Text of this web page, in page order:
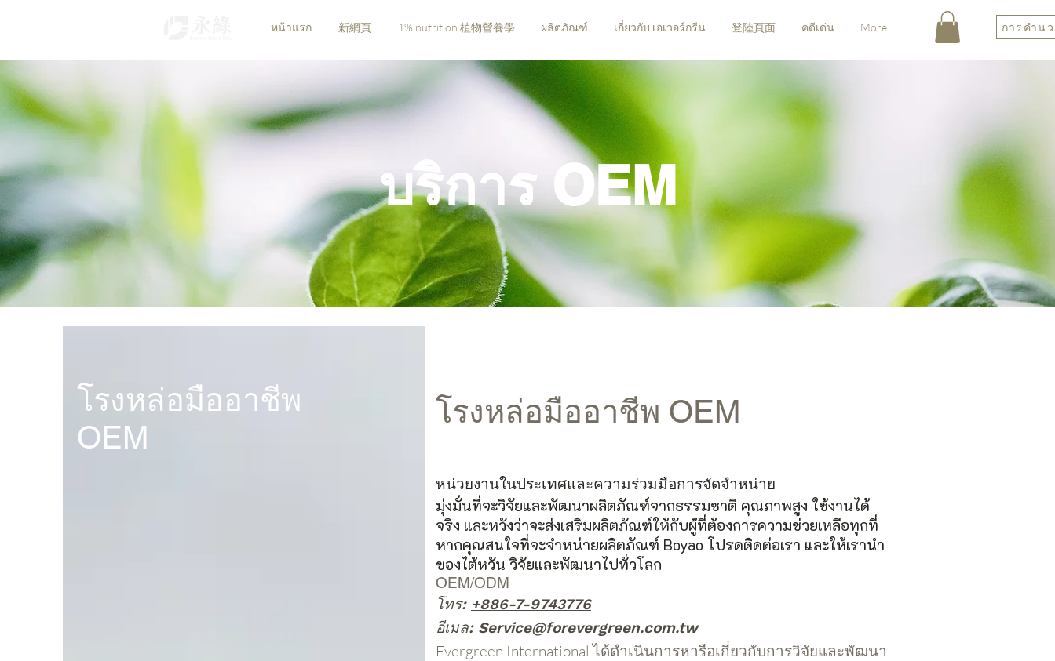
หน้าแรก 新網頁 1% nutrition 植物營養學 ผลิตภัณฑ์ เกี่ยวกับ เอเวอร์กรีน 登陸頁面 คดีเด่น More การคำน
บริการ OEM
โรงหล่อมืออาชีพ
OEM
โรงหล่อมืออาชีพ OEM
หน่วยงานในประเทศและความร่วมมือการจัดจำหน่าย
มุ่งมั่นที่จะวิจัยและพัฒนาผลิตภัณฑ์จากธรรมชาติ คุณภาพสูง ใช้งานได้
จริง และหวังว่าจะส่งเสริมผลิตภัณฑ์ให้กับผู้ที่ต้องการความช่วยเหลือทุกที่
หากคุณสนใจที่จะจำหน่ายผลิตภัณฑ์ Boyao โปรดติดต่อเรา และให้เรานำ
ของไต้หวัน วิจัยและพัฒนาไปทั่วโลก
OEM/ODM
โทร: +886-7-9743776
อีเมล: Service@forevergreen.com.tw
Evergreen International ได้ดำเนินการหารือเกี่ยวกับการวิจัยและพัฒนา